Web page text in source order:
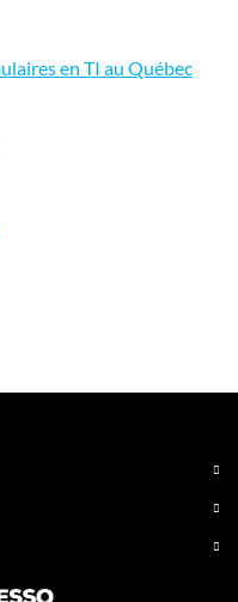
en TI au Québec